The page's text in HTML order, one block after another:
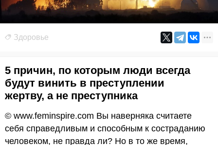
Здоровье
5 причин, по которым люди всегда
будут винить в преступлении
жертву, а не преступника
© www.feminspire.com Вы наверняка считаете
себя справедливым и способным к состраданию
человеком, не правда ли? Но в то же время,